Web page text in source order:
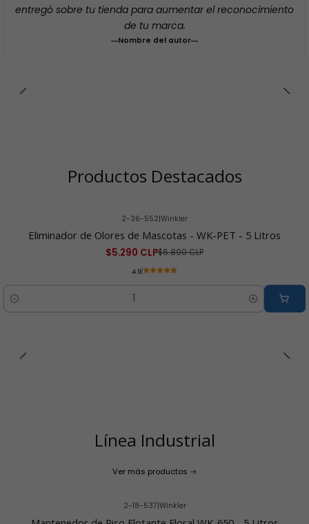
entregó sobre tu tienda para aumentar el reconocimiento
de tu marca.
Nombre del autor
Productos Destacados
2-36-552|Winkler
Eliminador de Olores de Mascotas - WK-PET - 5 Litros
$5.290 CLP$6.890 CLP
4.9
Cantidad
Línea Industrial
Ver más productos
2-18-537|Winkler